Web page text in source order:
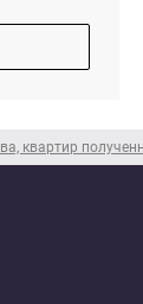
квартир